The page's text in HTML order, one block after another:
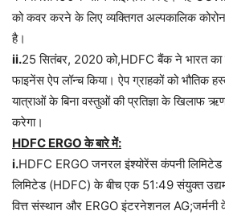
को कवर करने के लिए व्यक्तिगत अल्पकालिक
है।
ii.25 सितंबर, 2020 को,HDFC बैंक ने भारत का
फाइनेंस ऐप लॉन्च किया। ऐप ग्राहकों को भौतिक
यात्राओं के बिना वस्तुओं की प्रतिज्ञा के खिलाफ
करेगा।
HDFC ERGO के बारे में:
i.HDFC ERGO जनरल इंश्योरेंस कंपनी लिमिटेड
लिमिटेड (HDFC) के बीच एक 51:49 संयुक्त
वित्त संस्थान और ERGO इंटरनेशनल AG;जर्मनी